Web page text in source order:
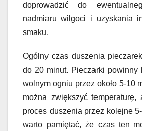
doprowadzić do
nadmiaru wilgoci i uzyskania
smaku.
Ogólny czas duszenia
do 20 minut. Pieczarki powinny
wolnym ogniu przez około 5-10
można zwiększyć temperaturę,
proces duszenia przez kolejne
warto pamiętać, że czas ten